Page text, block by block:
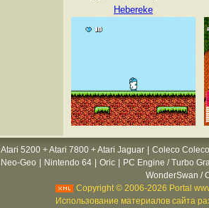
Hebereke
Atari 5200 + Atari 7800 + Atari Jaguar
Coleco
Neo-Geo Nintendo 64 Oric
PC Engine / Turbo
WonderSwan /
Copyright © 2006-2026 Portal
Использование материалов сайта